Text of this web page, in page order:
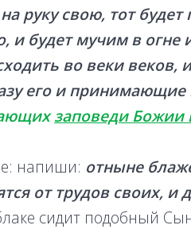
руку свою, тот
и будет мучим в
во веки веков,
его и принимающие
заповеди Божии
напиши: отныне
от трудов своих, и
сидит подобный